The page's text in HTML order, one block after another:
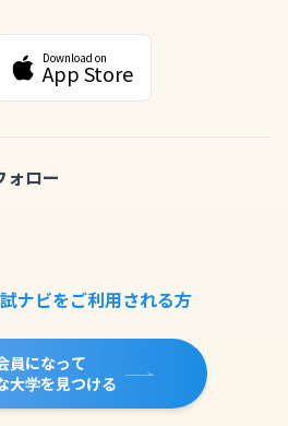
Download on
App Store
ォロー
ナビをご利用される方
員になって
大学を見つける